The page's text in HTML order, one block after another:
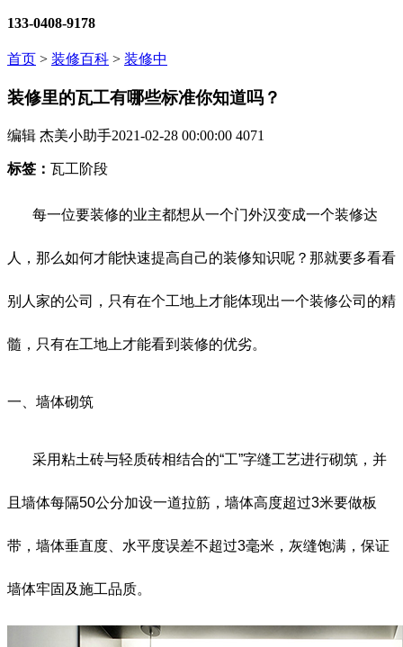
133-0408-9178
首页 > 装修百科 > 装修中
装修里的瓦工有哪些标准你知道吗？
编辑 杰美小助手2021-02-28 00:00:00 4071
标签： 瓦工阶段
每一位要装修的业主都想从一个门外汉变成一个装修达
人，那么如何才能快速提高自己的装修知识呢？那就要多看看
别人家的公司，只有在个工地上才能体现出一个装修公司的精
髓，只有在工地上才能看到装修的优劣。
一、墙体砌筑
采用粘土砖与轻质砖相结合的“工”字缝工艺进行砌筑，并
且墙体每隔50公分加设一道拉筋，墙体高度超过3米要做板
带，墙体垂直度、水平度误差不超过3毫米，灰缝饱满，保证
墙体牢固及施工品质。